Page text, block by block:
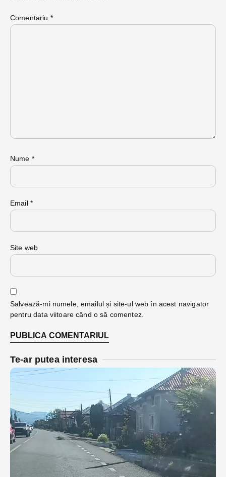
Comentariu *
Nume *
Email *
Site web
Salvează-mi numele, emailul și site-ul web în acest navigator
pentru data viitoare când o să comentez.
Te-ar putea interesa